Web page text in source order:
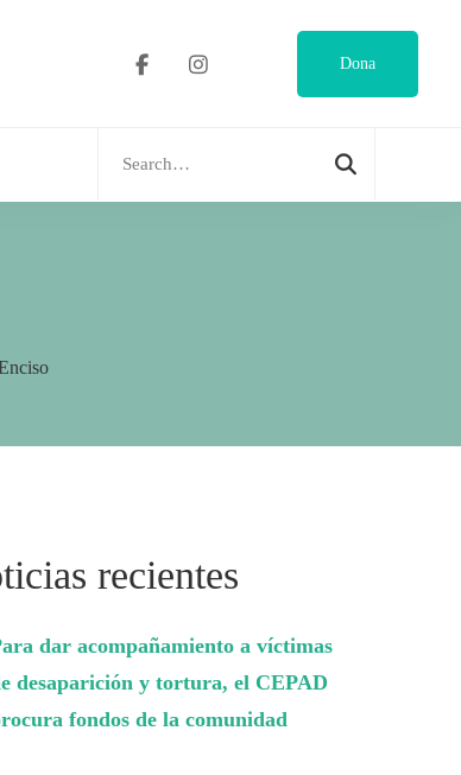
Dona
recientes
dar acompañamiento a víctimas
desaparición y tortura, el CEPAD
fondos de la comunidad